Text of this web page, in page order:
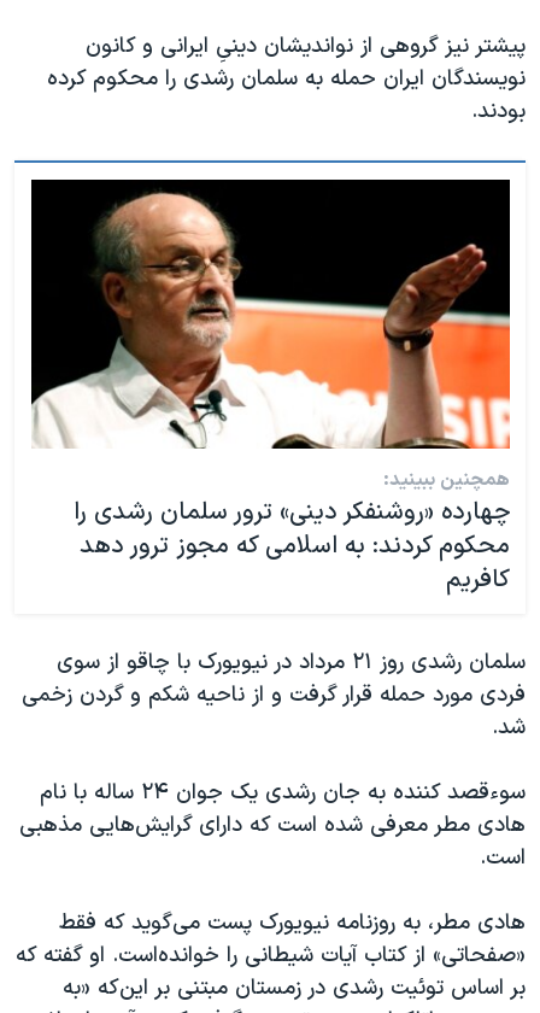
پیشتر نیز گروهی از نواندیشان دینیِ ایرانی و کانون
نویسندگان ایران حمله به سلمان رشدی را محکوم کرده‌
بودند.
همچنین ببینید:
چهارده «روشنفکر دینی» ترور سلمان رشدی را
محکوم کردند: به اسلامی که مجوز ترور دهد
کافریم
سلمان رشدی روز ۲۱ مرداد در نیویورک با چاقو از سوی
فردی مورد حمله قرار گرفت و از ناحیه شکم و گردن زخمی
شد.
سوءقصد کننده به جان رشدی یک جوان ۲۴ ساله با نام
هادی مطر معرفی شده است که دارای گرایش‌هایی مذهبی
است.
هادی مطر، به روزنامه نیویورک پست می‌گوید که فقط
«صفحاتی» از کتاب آیات شیطانی را خوانده‌است. او‌ گفته که
بر اساس توئیت رشدی در زمستان مبتنی بر این‌که «به